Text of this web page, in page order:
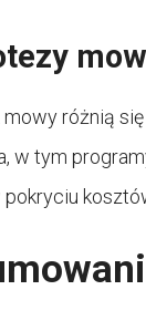
różnią
w tym